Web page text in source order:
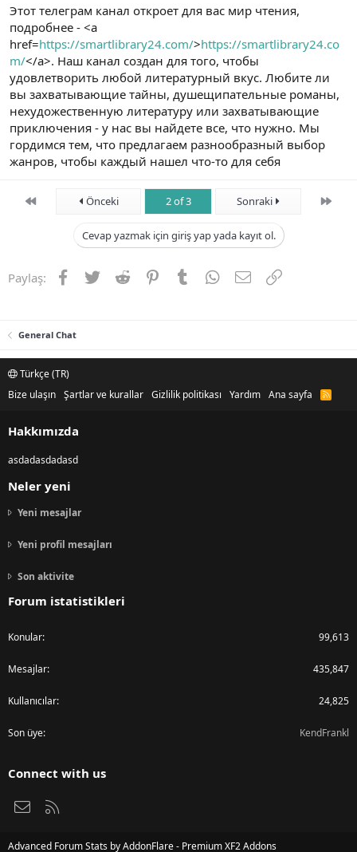
Этот телеграм канал откроет для вас мир чтения,
подробнее - <a
href=https://smartlibrary24.com/>https://smartlibrary24.co
m/</a>. Наш канал создан для того, чтобы
удовлетворить любой литературный вкус. Любите ли
вы захватывающие тайны, душещипательные романы,
нехудожественную литературу или захватывающие
приключения - у нас вы найдете все, что нужно. Мы
гордимся тем, что предлагаем разнообразный выбор
жанров, чтобы каждый нашел что-то для себя
First Önceki 2 of 3 Sonraki Son
Cevap yazmak için giriş yap yada kayıt ol.
Paylaş: Facebook
TwitterReddit PinterestTumblrWhatsApp
E-postaLink
General Chat
Türkçe (TR)
Bize ulaşın Şartlar ve kurallar Gizlilik politikası Yardım Ana sayfa
R
S
Hakkımızda
asdadasdadasd
Neler yeni
Yeni mesajlar
Yeni profil mesajları
Son aktivite
Forum istatistikleri
Konular 99,613
Mesajlar 435,847
Kullanıcılar 24,825
Son üye KendFrankl
Connect with us
Bize ulaşın
Advanced Forum Stats byAddonFlare - Premium XF2 Addons